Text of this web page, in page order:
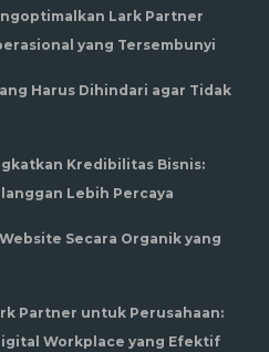
Lark Partner
yang Tersembunyi
Harus Dihindari agar Tidak
Kredibilitas Bisnis:
Lebih Percaya
Secara Organik yang
Partner untuk Perusahaan:
Workplace yang Efektif